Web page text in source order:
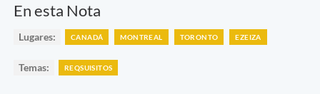
En esta Nota
Lugares: CANADÁ MONTREAL TORONTO EZEIZA
Temas: REQSUISITOS